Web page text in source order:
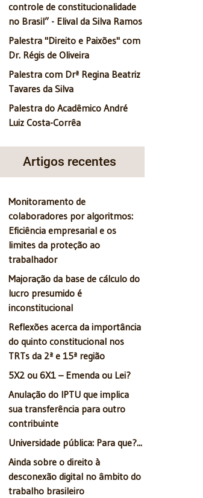
controle de constitucionalidade
no Brasil” - Elival da Silva Ramos
Palestra "Direito e Paixões" com
Dr. Régis de Oliveira
Palestra com Drª Regina Beatriz
Tavares da Silva
Palestra do Acadêmico André
Luiz Costa-Corrêa
Artigos recentes
Monitoramento de
colaboradores por algoritmos:
Eficiência empresarial e os
limites da proteção ao
trabalhador
Majoração da base de cálculo do
lucro presumido é
inconstitucional
Reflexões acerca da importância
do quinto constitucional nos
TRTs da 2ª e 15ª região
5X2 ou 6X1 – Emenda ou Lei?
Anulação do IPTU que implica
sua transferência para outro
contribuinte
Universidade pública: Para que?...
Ainda sobre o direito à
desconexão digital no âmbito do
trabalho brasileiro